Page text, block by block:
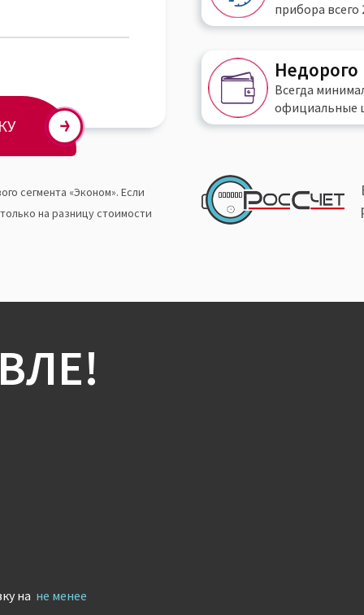
сегмента «Эконом». Если
на разницу стоимости
прибора всего
Недорого
Всегда
официальные
на не менее